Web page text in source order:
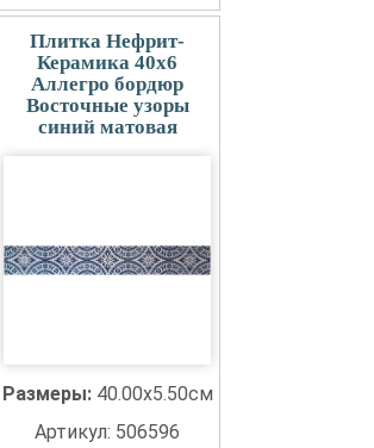
Плитка Нефрит-
Керамика 40x6
Аллегро бордюр
Восточные узоры
синий матовая
Размеры: 40.00x5.50см
Артикул: 506596